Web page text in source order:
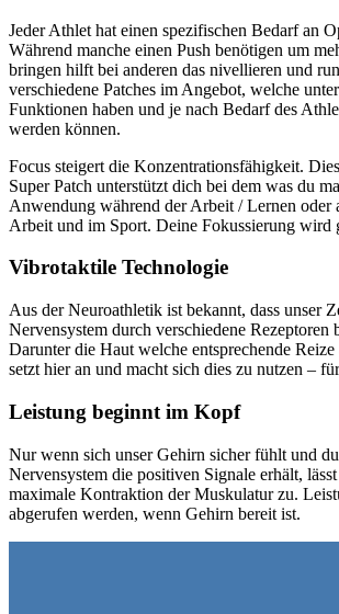
Jeder Athlet hat einen spezifischen Bedarf an
Während manche einen Push benötigen um
bringen hilft bei anderen das nivellieren und
verschiedene Patches im Angebot, welche
Funktionen haben und je nach Bedarf des
werden können.
Focus steigert die Konzentrationsfähigkeit.
Super Patch unterstützt dich bei dem was du
Anwendung während der Arbeit / Lernen oder
Arbeit und im Sport. Deine Fokussierung wird
Vibrotaktile Technologie
Aus der Neuroathletik ist bekannt, dass unser
Nervensystem durch verschiedene Rezeptoren
Darunter die Haut welche entsprechende
setzt hier an und macht sich dies zu nutzen –
Leistung beginnt im Kopf
Nur wenn sich unser Gehirn sicher fühlt und
Nervensystem die positiven Signale erhält,
maximale Kontraktion der Muskulatur zu.
abgerufen werden, wenn Gehirn bereit ist.